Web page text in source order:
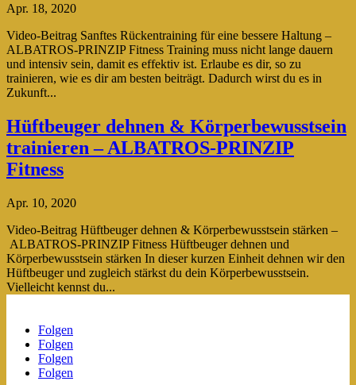
Apr. 18, 2020
Video-Beitrag Sanftes Rückentraining für eine bessere Haltung –
ALBATROS-PRINZIP Fitness Training muss nicht lange dauern
und intensiv sein, damit es effektiv ist. Erlaube es dir, so zu
trainieren, wie es dir am besten beiträgt. Dadurch wirst du es in
Zukunft...
Hüftbeuger dehnen & Körperbewusstsein
trainieren – ALBATROS-PRINZIP
Fitness
Apr. 10, 2020
Video-Beitrag Hüftbeuger dehnen & Körperbewusstsein stärken –
ALBATROS-PRINZIP Fitness Hüftbeuger dehnen und
Körperbewusstsein stärken In dieser kurzen Einheit dehnen wir den
Hüftbeuger und zugleich stärkst du dein Körperbewusstsein.
Vielleicht kennst du...
Folgen
Folgen
Folgen
Folgen